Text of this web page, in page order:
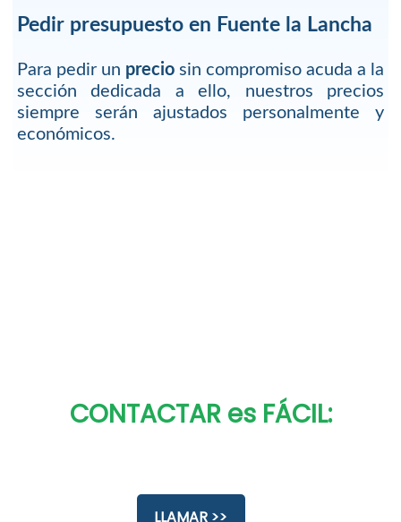
Pedir presupuesto en Fuente la Lancha
Para pedir un preciosin compromiso acuda a la
sección dedicada a ello, nuestros precios
siempre serán ajustados personalmente y
económicos.
CONTACTAR es FÁCIL:
LLAMAR >>